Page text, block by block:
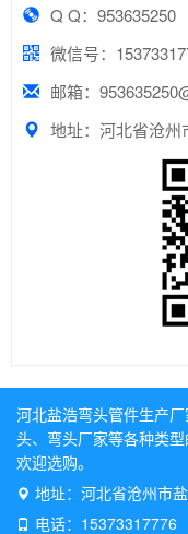
Q Q：953635250
微信号：
邮箱：
地址：河北省沧州
河北盐浩弯头管件生产厂
头、 弯头厂家等各种类型
欢迎选购。
地址：河北省沧州市
电话：15373317776